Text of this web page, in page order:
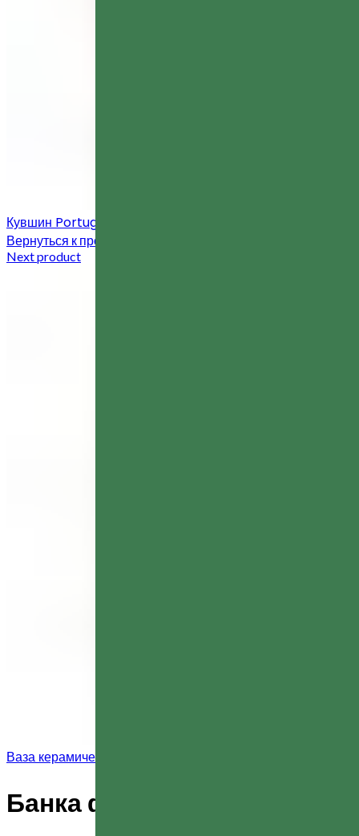
Кувшин Portugal
Вернуться к продуктам
Next product
Ваза керамическая 23см
Банка фарфоровая Tea time